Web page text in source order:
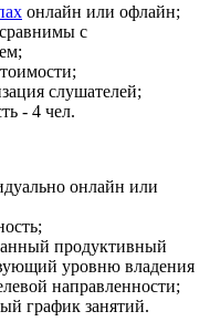
онлайн или офлайн;
с
слушателей;
- 4 чел.
онлайн или
продуктивный
уровню владения
направленности;
график занятий.